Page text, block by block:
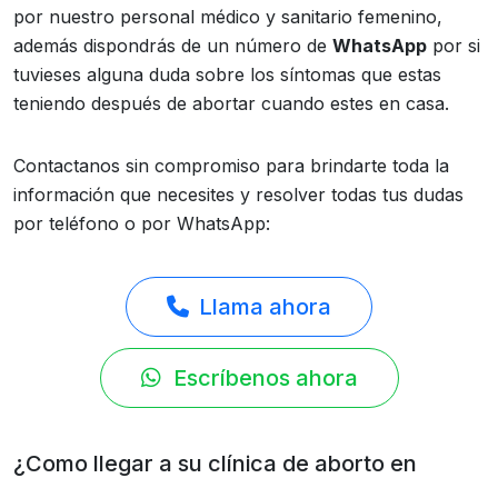
por nuestro personal médico y sanitario femenino,
además dispondrás de un número de WhatsApp por si
tuvieses alguna duda sobre los síntomas que estas
teniendo después de abortar cuando estes en casa.
Contactanos sin compromiso para brindarte toda la
información que necesites y resolver todas tus dudas
por teléfono o por WhatsApp:
Llama ahora
Escríbenos ahora
¿Como llegar a su clínica de aborto en